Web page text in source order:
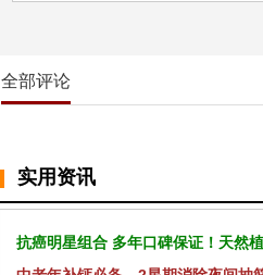
全部评论
实用资讯
抗癌明星组合 多年口碑保证！天然